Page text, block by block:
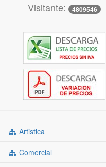
Visitante: 4809546
Artistica
Comercial